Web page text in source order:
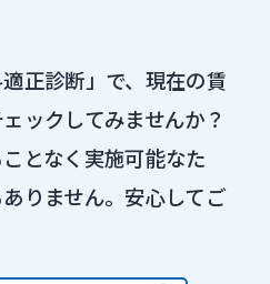
正診断」で、現在の賃
ックしてみませんか？
となく実施可能なた
りません。安心してご